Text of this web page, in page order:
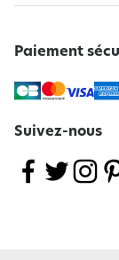
Paiement
Suivez-nous